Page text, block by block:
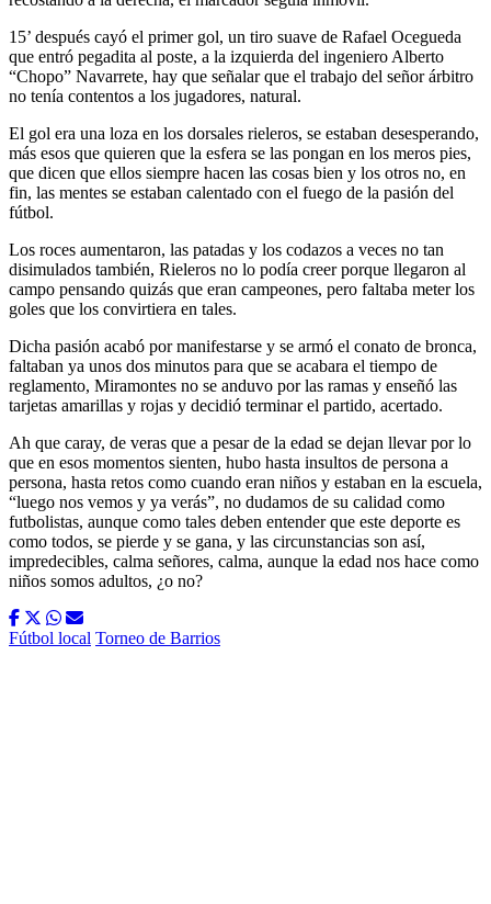
15’ después cayó el primer gol, un tiro suave de Rafael Ocegueda
que entró pegadita al poste, a la izquierda del ingeniero Alberto
“Chopo” Navarrete, hay que señalar que el trabajo del señor árbitro
no tenía contentos a los jugadores, natural.
El gol era una loza en los dorsales rieleros, se estaban desesperando,
más esos que quieren que la esfera se las pongan en los meros pies,
que dicen que ellos siempre hacen las cosas bien y los otros no, en
fin, las mentes se estaban calentado con el fuego de la pasión del
fútbol.
Los roces aumentaron, las patadas y los codazos a veces no tan
disimulados también, Rieleros no lo podía creer porque llegaron al
campo pensando quizás que eran campeones, pero faltaba meter los
goles que los convirtiera en tales.
Dicha pasión acabó por manifestarse y se armó el conato de bronca,
faltaban ya unos dos minutos para que se acabara el tiempo de
reglamento, Miramontes no se anduvo por las ramas y enseñó las
tarjetas amarillas y rojas y decidió terminar el partido, acertado.
Ah que caray, de veras que a pesar de la edad se dejan llevar por lo
que en esos momentos sienten, hubo hasta insultos de persona a
persona, hasta retos como cuando eran niños y estaban en la escuela,
“luego nos vemos y ya verás”, no dudamos de su calidad como
futbolistas, aunque como tales deben entender que este deporte es
como todos, se pierde y se gana, y las circunstancias son así,
impredecibles, calma señores, calma, aunque la edad nos hace como
niños somos adultos, ¿o no?
Fútbol local Torneo de Barrios